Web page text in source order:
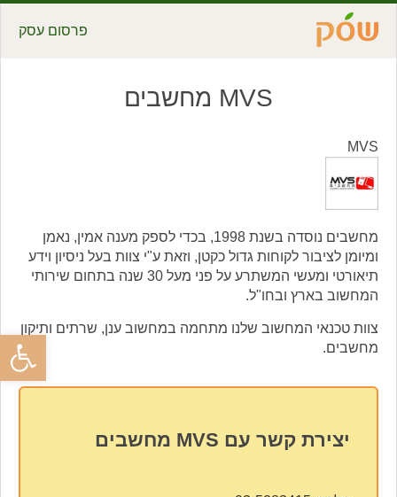
פתח
פרסום עסק
MVS מחשבים
MVS
מחשבים נוסדה בשנת 1998, בכדי לספק מענה אמין, נאמן
ומיומן לציבור לקוחות גדול כקטן, וזאת ע"י צוות בעל ניסיון וידע
תיאורטי ומעשי המשתרע על פני מעל 30 שנה בתחום שירותי
המחשוב בארץ ובחו"ל.
צוות טכנאי המחשוב שלנו מתחמה במחשוב ענן, שרתים ותיקון
מחשבים.
יצירת קשר עם MVS מחשבים